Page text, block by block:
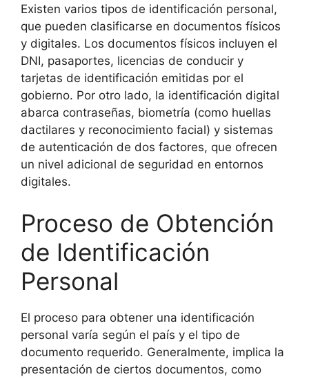
Existen varios tipos de identificación personal,
que pueden clasificarse en documentos físicos
y digitales. Los documentos físicos incluyen el
DNI, pasaportes, licencias de conducir y
tarjetas de identificación emitidas por el
gobierno. Por otro lado, la identificación digital
abarca contraseñas, biometría (como huellas
dactilares y reconocimiento facial) y sistemas
de autenticación de dos factores, que ofrecen
un nivel adicional de seguridad en entornos
digitales.
Proceso de Obtención
de Identificación
Personal
El proceso para obtener una identificación
personal varía según el país y el tipo de
documento requerido. Generalmente, implica la
presentación de ciertos documentos, como